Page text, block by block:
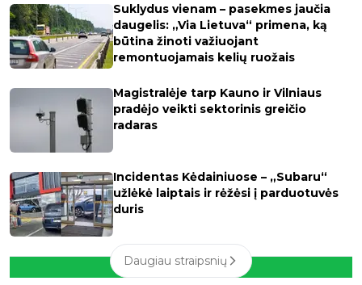
Suklydus vienam – pasekmes jaučia
daugelis: „Via Lietuva“ primena, ką
būtina žinoti važiuojant
remontuojamais kelių ruožais
Magistralėje tarp Kauno ir Vilniaus
pradėjo veikti sektorinis greičio
radaras
Incidentas Kėdainiuose – „Subaru“
užlėkė laiptais ir rėžėsi į parduotuvės
duris
Daugiau straipsnių